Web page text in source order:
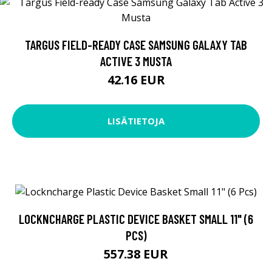
TARGUS FIELD-READY CASE SAMSUNG GALAXY TAB
ACTIVE 3 MUSTA
42.16 EUR
LISÄTIETOJA
LOCKNCHARGE PLASTIC DEVICE BASKET SMALL 11" (6
PCS)
557.38 EUR